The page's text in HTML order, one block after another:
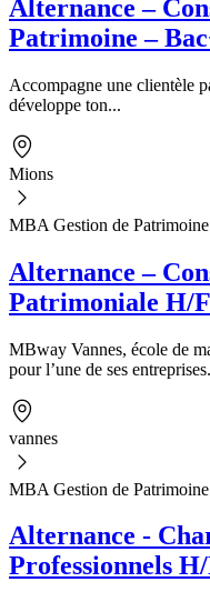
Alternance –
Patrimoine –
Accompagne une clientèle
développe ton...
Mions
MBA Gestion de Patrimoine
Alternance –
Patrimoniale H/F
MBway Vannes, école de
pour l’une de ses
vannes
MBA Gestion de Patrimoine
Alternance -
Professionnels